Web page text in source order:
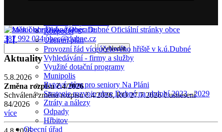
Obec Dubné Oficiální stránky obce
387 992 034 obec@dubne.cz
Rozpočet
Územní plán
Provozní řád víceúčelového hřiště v k.ú.Dubné
Vyhledávání - firmy a služby
Využité dotační programy
Munipolis
Bytový dům pro seniory Na Pláni
Strategie rozvoje obce Dubné na období 2023 - 2029
Ztráty a nálezy
Odpady
Hřbitov
Obecní úřad
❙❙
Aktuality
5.8.2026
Změna rozpisu č.4/2026
Schválená změna rozpisu č.4/2026, RO 27.7.2026 č.usnesení
84/2026
více